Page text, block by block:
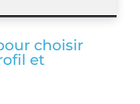
choisir
et